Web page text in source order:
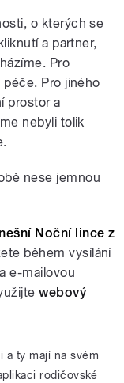
o kterých se
a partner,
Pro
Pro jiného
prostor a
nebyli tolik
nese jemnou
Noční lince z
během vysílání
e-mailovou
webový
a ty mají na svém
rodičovské